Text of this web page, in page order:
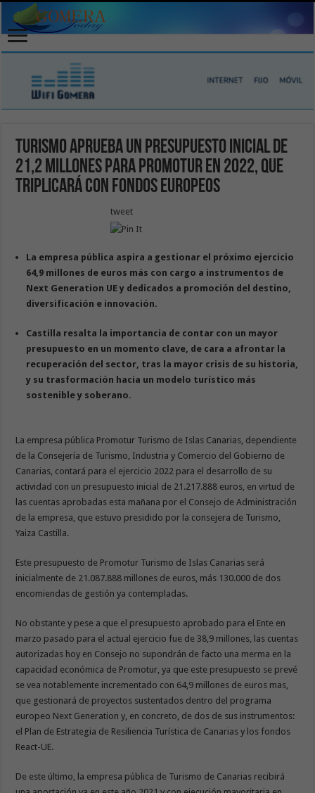
Turismo aprueba un presupuesto inicial de
21,2 millones para Promotur en 2022, que
triplicará con fondos europeos
tweet
La empresa pública aspira a gestionar el próximo ejercicio
64,9 millones de euros más con cargo a instrumentos de
Next Generation UE y dedicados a promoción del destino,
diversificación e innovación.
Castilla resalta la importancia de contar con un mayor
presupuesto en un momento clave, de cara a afrontar la
recuperación del sector, tras la mayor crisis de su historia,
y su trasformación hacia un modelo turístico más
sostenible y soberano.
La empresa pública Promotur Turismo de Islas Canarias, dependiente
de la Consejería de Turismo, Industria y Comercio del Gobierno de
Canarias, contará para el ejercicio 2022 para el desarrollo de su
actividad con un presupuesto inicial de 21.217.888 euros, en virtud de
las cuentas aprobadas esta mañana por el Consejo de Administración
de la empresa, que estuvo presidido por la consejera de Turismo,
Yaiza Castilla.
Este presupuesto de Promotur Turismo de Islas Canarias será
inicialmente de 21.087.888 millones de euros, más 130.000 de dos
encomiendas de gestión ya contempladas.
No obstante y pese a que el presupuesto aprobado para el Ente en
marzo pasado para el actual ejercicio fue de 38,9 millones, las cuentas
autorizadas hoy en Consejo no supondrán de facto una merma en la
capacidad económica de Promotur, ya que este presupuesto se prevé
se vea notablemente incrementado con 64,9 millones de euros mas,
que gestionará de proyectos sustentados dentro del programa
europeo Next Generation y, en concreto, de dos de sus instrumentos:
el Plan de Estrategia de Resiliencia Turística de Canarias y los fondos
React-UE.
De este último, la empresa pública de Turismo de Canarias recibirá